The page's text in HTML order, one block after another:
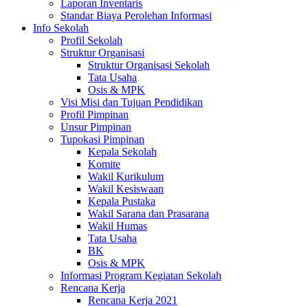
Laporan Inventaris
Standar Biaya Perolehan Informasi
Info Sekolah
Profil Sekolah
Struktur Organisasi
Struktur Organisasi Sekolah
Tata Usaha
Osis & MPK
Visi Misi dan Tujuan Pendidikan
Profil Pimpinan
Unsur Pimpinan
Tupokasi Pimpinan
Kepala Sekolah
Komite
Wakil Kurikulum
Wakil Kesiswaan
Kepala Pustaka
Wakil Sarana dan Prasarana
Wakil Humas
Tata Usaha
BK
Osis & MPK
Informasi Program Kegiatan Sekolah
Rencana Kerja
Rencana Kerja 2021